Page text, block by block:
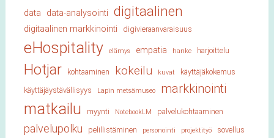
data data-analysointi digitaalinen
digitaalinen markkinointi digivieraanvaraisuus
eHospitality elämys empatia hanke harjoittelu
Hotjar kohtaaminen kokeilu kuvat
käyttäjäkokemus
käyttäjäystävällisyys
Lapin metsämuseo markkinointi
matkailu myynti NotebookLM palvelukohtaaminen
palvelupolku pelillistäminen personointi projektityö sovellus